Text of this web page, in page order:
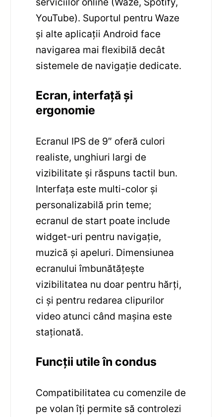
YouTube). Suportul pentru Waze
și alte aplicații Android face
navigarea mai flexibilă decât
sistemele de navigație dedicate.
Ecran, interfață și
ergonomie
Ecranul IPS de 9″ oferă culori
realiste, unghiuri largi de
vizibilitate și răspuns tactil bun.
Interfața este multi-color și
personalizabilă prin teme;
ecranul de start poate include
widget-uri pentru navigație,
muzică și apeluri. Dimensiunea
ecranului îmbunătățește
vizibilitatea nu doar pentru hărți,
ci și pentru redarea clipurilor
video atunci când mașina este
staționată.
Funcții utile în condus
Compatibilitatea cu comenzile de
pe volan îți permite să controlezi